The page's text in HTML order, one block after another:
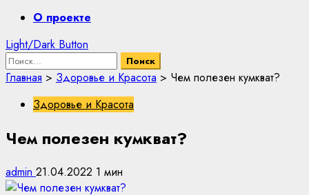
PrimaryО проекте
Light/Dark Button
Найти:
Главная > Здоровье и Красота > Чем полезен кумкват?
Здоровье и Красота
Чем полезен кумкват?
admin 21.04.2022 1 мин